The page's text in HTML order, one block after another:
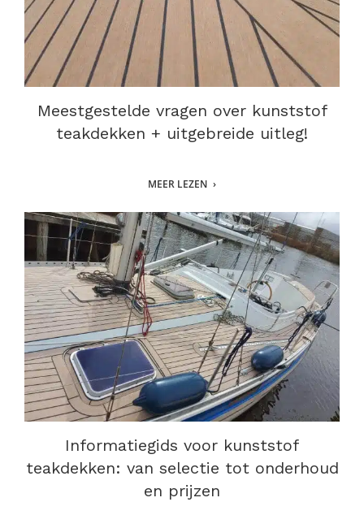
Meestgestelde vragen over kunststof
teakdekken + uitgebreide uitleg!
MEER LEZEN
Informatiegids voor kunststof
teakdekken: van selectie tot onderhoud
en prijzen